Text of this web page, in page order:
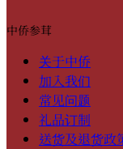
中侨参茸
关于中侨
加入我们
常见问题
礼品订制
送货及退货政